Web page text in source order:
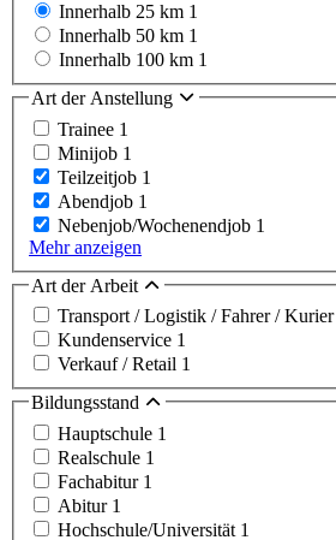
Innerhalb 25 km 1
Innerhalb 50 km 1
Innerhalb 100 km 1
Art der Anstellung
Trainee 1
Minijob 1
Teilzeitjob 1
Abendjob 1
Nebenjob/Wochenendjob 1
Mehr anzeigen
Art der Arbeit
Transport / Logistik / Fahrer / Kurier
Kundenservice 1
Verkauf / Retail 1
Bildungsstand
Hauptschule 1
Realschule 1
Fachabitur 1
Abitur 1
Hochschule/Universität 1